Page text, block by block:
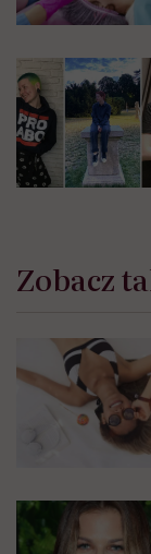
Zobacz